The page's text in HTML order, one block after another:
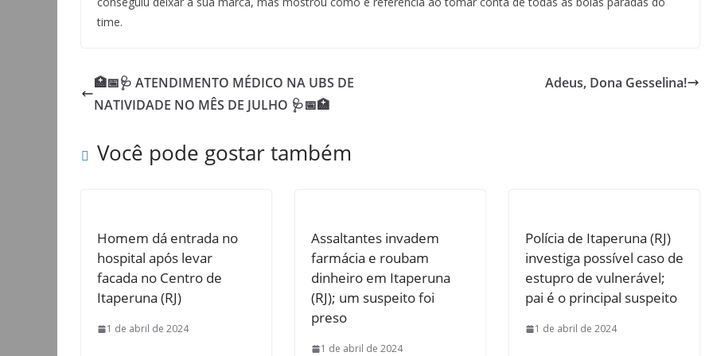
time.
🏥📅🩺 ATENDIMENTO MÉDICO NA UBS DE
NATIVIDADE NO MÊS DE JULHO 🩺📅🏥
Adeus, Dona Gesselina!
Você pode gostar também
Homem dá entrada no
hospital após levar
facada no Centro de
Itaperuna (RJ)
1 de abril de 2024
Assaltantes invadem
farmácia e roubam
dinheiro em Itaperuna
(RJ); um suspeito foi
preso
1 de abril de 2024
Polícia de Itaperuna (RJ)
investiga possível caso de
estupro de vulnerável;
pai é o principal suspeito
1 de abril de 2024